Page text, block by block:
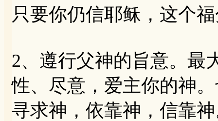
只要你仍信耶稣，这个
2、遵行父神的旨意。最
性、尽意，爱主你的神
寻求神，依靠神，信靠